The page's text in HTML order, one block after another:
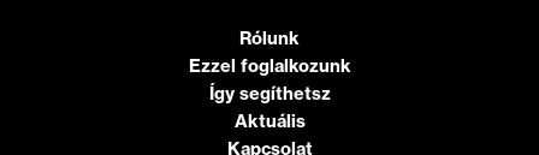
Rólunk
Ezzel foglalkozunk
Így segíthetsz
Aktuális
Kapcsolat